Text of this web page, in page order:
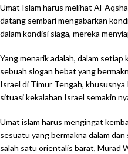
Umat Islam harus melihat Al-
datang sembari mengabarkan
dalam kondisi siaga, mereka
Yang menarik adalah, dalam setiap
sebuah slogan hebat yang
Israel di Timur Tengah,
situasi kekalahan Israel semakin
Umat islam harus mengingat
sesuatu yang bermakna dalam
salah satu orientalis barat, Murad